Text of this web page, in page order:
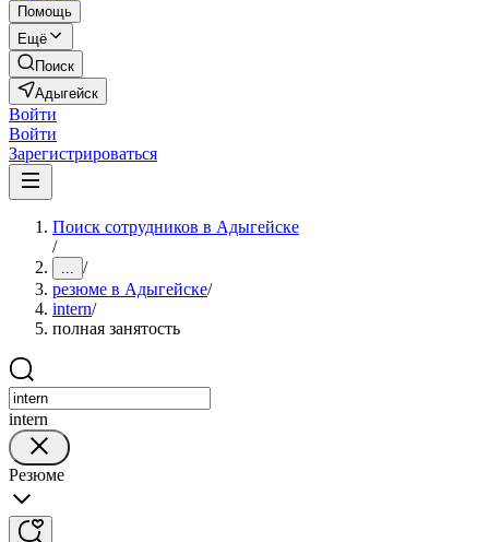
Помощь
Ещё
Поиск
Адыгейск
Войти
Войти
Зарегистрироваться
Поиск сотрудников в Адыгейске
/
... /
резюме в Адыгейске/
intern/
полная занятость
intern
Резюме